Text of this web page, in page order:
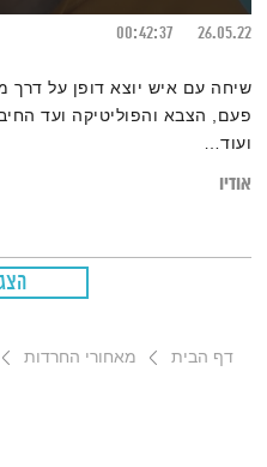
26.05.22
00:42:37
שיחה עם איש יוצא דופן על דרך
פעם, הצבא והפוליטיקה ועד
ועוד…
אודיו
דף הבית מאחורי החרדות